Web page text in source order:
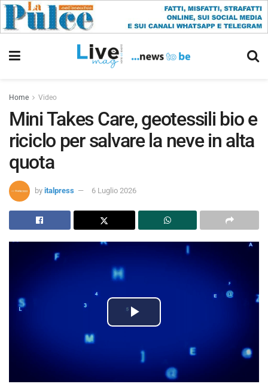
Home Video
Mini Takes Care, geotessili bio e
riciclo per salvare la neve in alta
quota
by italpress 6 Luglio 2026
P
a